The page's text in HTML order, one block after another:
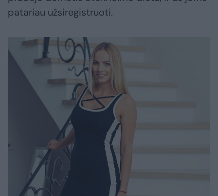
patariau užsiregistruoti.